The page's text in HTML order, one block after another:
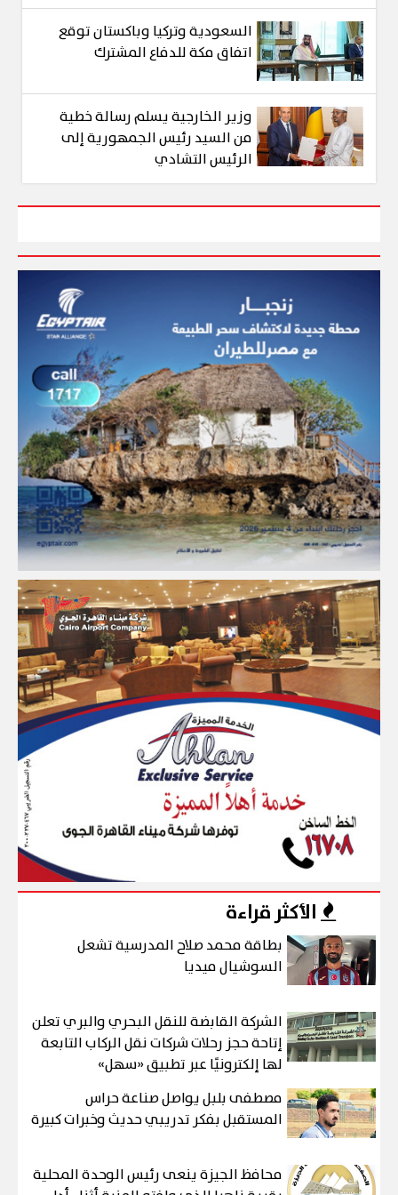
السعودية وتركيا وباكستان توقع
اتفاق مكة للدفاع المشترك
وزير الخارجية يسلم رسالة خطية
من السيد رئيس الجمهورية إلى
الرئيس التشادي
الأكثر قراءة
بطاقة محمد صلاح المدرسية تشعل
السوشيال ميديا
الشركة القابضة للنقل البحري والبري تعلن
إتاحة حجز رحلات شركات نقل الركاب التابعة
لها إلكترونيًا عبر تطبيق «سهل»
مصطفى بلبل يواصل صناعة حراس
المستقبل بفكر تدريبي حديث وخبرات كبيرة
محافظ الجيزة ينعى رئيس الوحدة المحلية